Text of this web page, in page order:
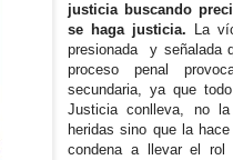
justicia buscando
se haga justicia.
La
presionada y señalada
proceso penal
secundaria, ya que
Justicia conlleva, no
heridas sino que la
condena a llevar el